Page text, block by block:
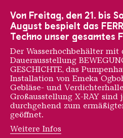
Von Freitag, den 21. bis
August bespielt das
Techno unser gesamtes
Der Wasserhochbehälter mit
Dauerausstellung
GESCHICHTE, das
Installation von Emeka
Gebläse- und
Großausstellung X-RAY sind
durchgehend zum
geöffnet.
Weitere Infos